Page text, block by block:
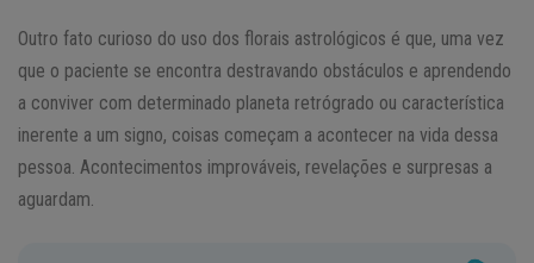
Outro fato curioso do uso dos florais astrológicos é que, uma vez
que o paciente se encontra destravando obstáculos e aprendendo
a conviver com determinado planeta retrógrado ou característica
inerente a um signo, coisas começam a acontecer na vida dessa
pessoa. Acontecimentos improváveis, revelações e surpresas a
aguardam.